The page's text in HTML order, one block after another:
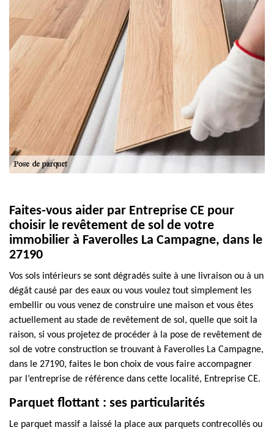
Faites-vous aider par Entreprise CE pour
choisir le revêtement de sol de votre
immobilier à Faverolles La Campagne, dans le
27190
Vos sols intérieurs se sont dégradés suite à une livraison ou à un
dégât causé par des eaux ou vous voulez tout simplement les
embellir ou vous venez de construire une maison et vous êtes
actuellement au stade de revêtement de sol, quelle que soit la
raison, si vous projetez de procéder à la pose de revêtement de
sol de votre construction se trouvant à Faverolles La Campagne,
dans le 27190, faites le bon choix de vous faire accompagner
par l’entreprise de référence dans cette localité, Entreprise CE.
Parquet flottant : ses particularités
Le parquet massif a laissé la place aux parquets contrecollés ou